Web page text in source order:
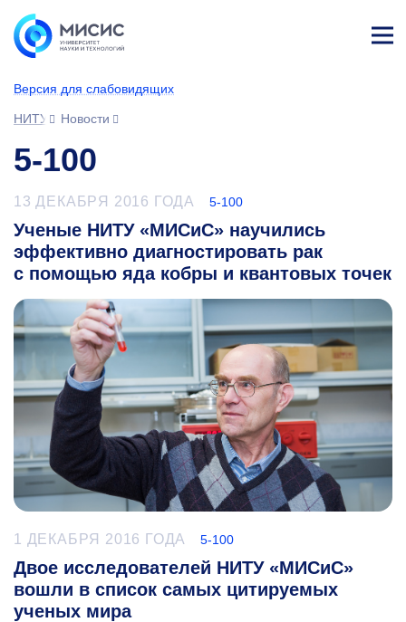
Версия для слабовидящих
НИТУ МИСИС
Новости
5-100
13 ДЕКАБРЯ 2016 ГОДА 5-100
Ученые НИТУ «МИСиС» научились
эффективно диагностировать рак
с помощью яда кобры и квантовых точек
1 ДЕКАБРЯ 2016 ГОДА 5-100
Двое исследователей НИТУ «МИСиС»
вошли в список самых цитируемых
ученых мира